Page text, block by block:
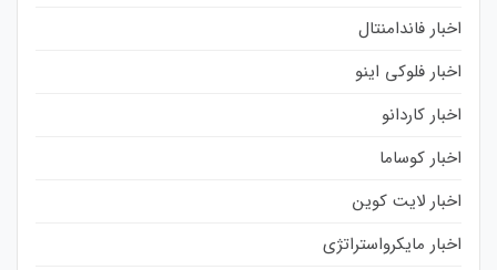
اخبار فاندامنتال
اخبار فلوکی اینو
اخبار کاردانو
اخبار کوساما
اخبار لایت کوین
اخبار مایکرواستراتژی